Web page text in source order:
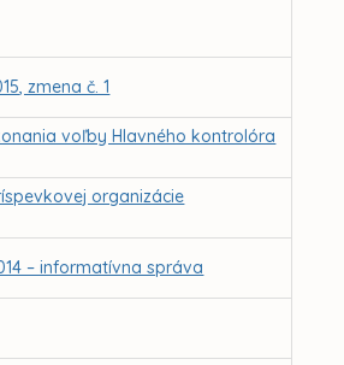
zmena č. 1
voľby Hlavného kontrolóra
organizácie
– informatívna správa